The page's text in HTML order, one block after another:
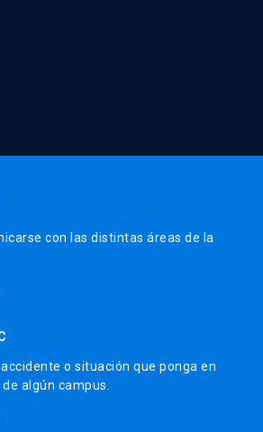
con las distintas áreas de la
o situación que ponga en
algún campus.